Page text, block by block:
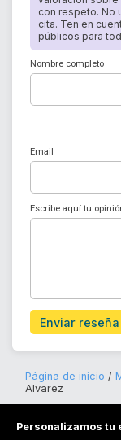
con respeto. No
cita. Ten en
públicos para
Nombre completo
Email
Escribe aquí tu
Enviar reseña
Página de inicio
Alvarez
Personalizamos tu